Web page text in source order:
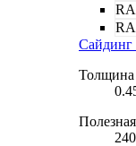
Сайдинг
Толщина